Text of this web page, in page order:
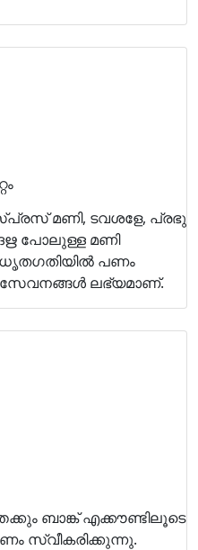
മണി, ടവശളേ, പ്രഭു
പോലുള്ള മണി
ധൃതഗതിയില്‍ പണം
ലഭ്യമാണ്.
ബാങ്ക് എക്കൗണ്ടിലൂടെ
സ്വീകരിക്കുന്നു.